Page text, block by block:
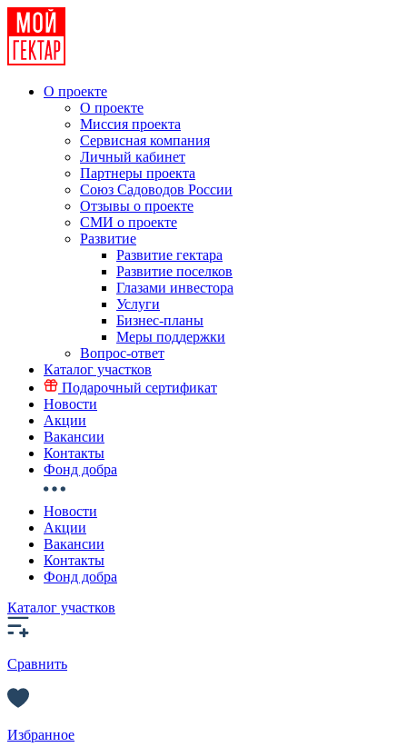
О проекте
О проекте
Миссия проекта
Сервисная компания
Личный кабинет
Партнеры проекта
Союз Садоводов России
Отзывы о проекте
СМИ о проекте
Развитие
Развитие гектара
Развитие поселков
Глазами инвестора
Услуги
Бизнес-планы
Меры поддержки
Вопрос-ответ
Каталог участков
Подарочный сертификат
Новости
Акции
Вакансии
Контакты
Фонд добра
Новости
Акции
Вакансии
Контакты
Фонд добра
Каталог участков
Сравнить
Избранное